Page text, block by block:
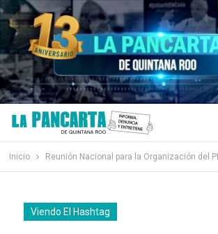
Inicio Reunión Nacional para la Organización del
Viendo El Hashtag